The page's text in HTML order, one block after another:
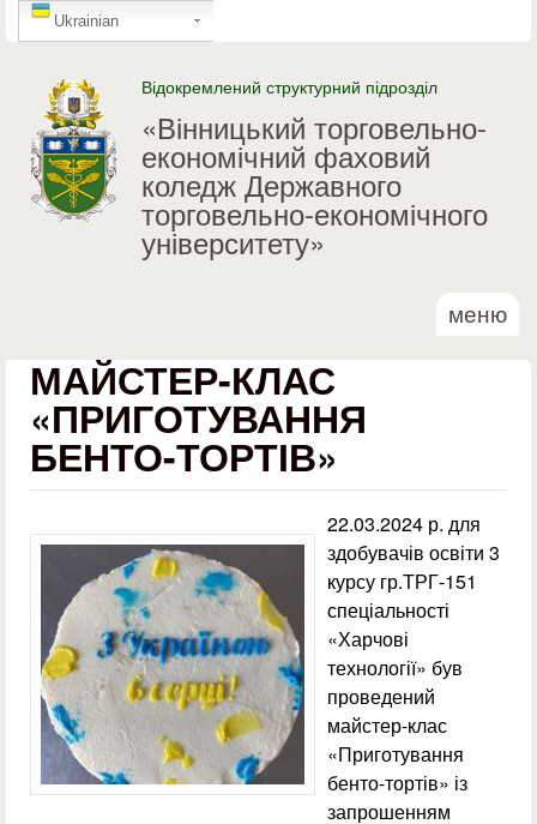
Перейти до основного
GTranslate
Ukrainian
Відокремлений структурний підрозділ
«Вінницький торговельно-
економічний фаховий
коледж Державного
торговельно-економічного
університету»
меню
МАЙСТЕР-КЛАС
«ПРИГОТУВАННЯ
БЕНТО-ТОРТІВ»
22.03.2024 р. для
здобувачів освіти 3
курсу гр.ТРГ-151
спеціальності
«Харчові
технології» був
проведений
майстер-клас
«Приготування
бенто-тортів» із
запрошенням